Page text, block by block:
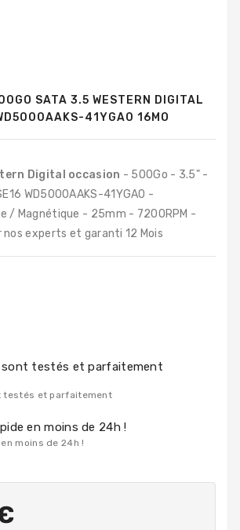
SATA 3.5 WESTERN DIGITAL
41YGA0 16MO
Digital occasion - 500Go - 3.5" -
WD5000AAKS-41YGA0 -
/ Magnétique - 25mm - 7200RPM -
nos experts et garanti 12 Mois
testés et parfaitement
moins de 24h !